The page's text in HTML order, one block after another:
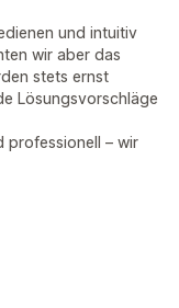
und intuitiv
wir aber das
stets ernst
Lösungsvorschläge
professionell – wir